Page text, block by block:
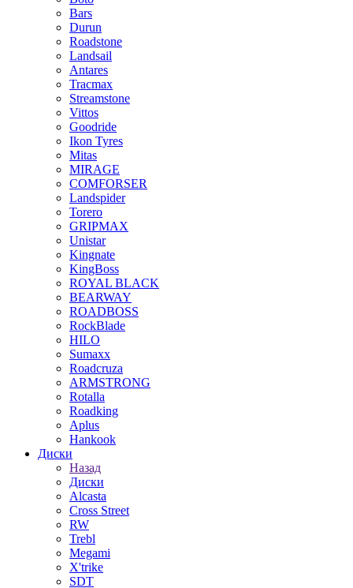
Bars
Durun
Roadstone
Landsail
Antares
Tracmax
Streamstone
Vittos
Goodride
Ikon Tyres
Mitas
MIRAGE
COMFORSER
Landspider
Torero
GRIPMAX
Unistar
Kingnate
KingBoss
ROYAL BLACK
BEARWAY
ROADBOSS
RockBlade
HILO
Sumaxx
Roadcruza
ARMSTRONG
Rotalla
Roadking
Aplus
Hankook
Диски
Назад
Диски
Alcasta
Cross Street
RW
Trebl
Megami
X'trike
SDT